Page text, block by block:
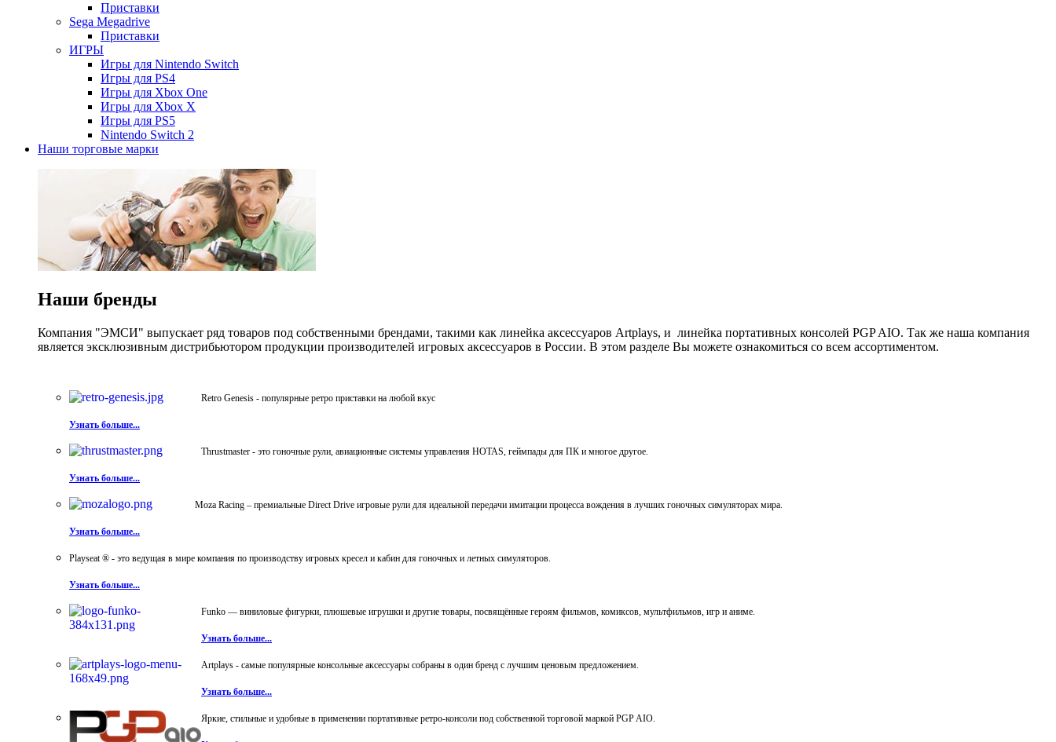
Приставки
Sega Megadrive
Приставки
ИГРЫ
Игры для Nintendo Switch
Игры для PS4
Игры для Xbox One
Игры для Xbox X
Игры для PS5
Nintendo Switch 2
Наши торговые марки
Наши бренды
Компания "ЭМСИ" выпускает ряд товаров под собственными брендами, такими как линейка аксессуаров Artplays, и линейка портативных консолей PGP AIO. Так же наша компания
является эксклюзивным дистрибьютором продукции производителей игровых аксессуаров в России. В этом разделе Вы можете ознакомиться со всем ассортиментом.
Retro Genesis - популярные ретро приставки на любой вкус
Узнать больше...
Thrustmaster - это гоночные рули, авиационные системы управления HOTAS, геймпады для ПК и многое другое.
Узнать больше...
Moza Racing – премиальные Direct Drive игровые рули для идеальной передачи имитации процесса вождения в лучших гоночных симуляторах мира.
Узнать больше...
Playseat ® - это ведущая в мире компания по производству игровых кресел и кабин для гоночных и летных симуляторов.
Узнать больше...
Funko — виниловые фигурки, плюшевые игрушки и другие товары, посвящённые героям фильмов, комиксов, мультфильмов, игр и аниме.
Узнать больше...
Artplays - самые популярные консольные аксессуары собраны в один бренд с лучшим ценовым предложением.
Узнать больше...
Яркие, стильные и удобные в применении портативные ретро-консоли под собственной торговой маркой PGP AIO.